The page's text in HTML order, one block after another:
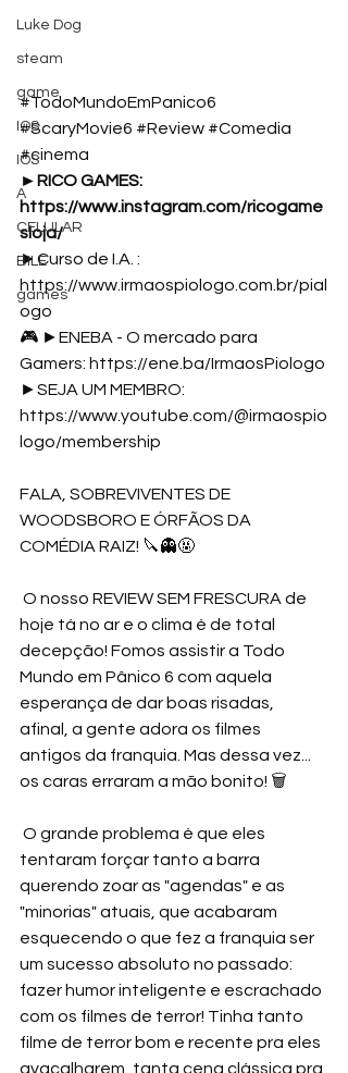
Luke Dog
steam
game
IOS
IOS
A
CELULAR
BILE
games
#TodoMundoEmPanico6
#ScaryMovie6 #Review #Comedia
#cinema
►RICO GAMES:
https://www.instagram.com/ricogame
sloja/
►Curso de I.A. :
https://www.irmaospiologo.com.br/pial
ogo
🎮 ►ENEBA - O mercado para
Gamers: https://ene.ba/IrmaosPiologo
►SEJA UM MEMBRO:
https://www.youtube.com/@irmaospio
logo/membership
FALA, SOBREVIVENTES DE
WOODSBORO E ÓRFÃOS DA
COMÉDIA RAIZ! 🔪👻🤬
hoje tá no ar e o clima é de total
decepção! Fomos assistir a Todo
Mundo em Pânico 6 com aquela
esperança de dar boas risadas,
afinal, a gente adora os filmes
antigos da franquia. Mas dessa vez...
os caras erraram a mão bonito! 🗑️
tentaram forçar tanto a barra
querendo zoar as "agendas" e as
"minorias" atuais, que acabaram
esquecendo o que fez a franquia ser
um sucesso absoluto no passado:
fazer humor inteligente e escrachado
com os filmes de terror! Tinha tanto
filme de terror bom e recente pra eles
avacalharem, tanta cena clássica pra